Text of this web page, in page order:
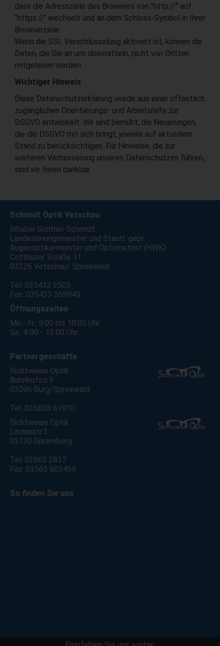
dass die Adresszeile des Browsers von "http://" auf
"https://" wechselt und an dem Schloss-Symbol in Ihrer
Browserzeile.
Wenn die SSL Verschlüsselung aktiviert ist, können die
Daten, die Sie an uns übermitteln, nicht von Dritten
mitgelesen werden.
Wichtiger Hinweis
Diese Datenschutzerklärung wurde aus einer öffentlich
zugänglichen Orientierungs- und Arbeitshilfe zur
DSGVO entwickelt. Wir sind bemüht, die Neuerungen,
die die DSGVO mit sich bringt, jeweils auf aktuellem
Stand zu berücksichtigen. Für Hinweise, die zur
weiteren Verbesserung unseres Datenschutzes führen,
sind wir Ihnen dankbar.
Schmidt Optik Vetschau
Inhaber Gunther Schmidt
Landesinnungsmeister und Staatl. gepr.
Augenoptikermeister und Optometrist (HWK)
Cottbuser Straße 11
03226 Vetschau/ Spreewald
Tel: 035433 2505
Fax: 035433 559943
Öffnungszeiten
Mo.- Fr.: 9:00 bis 18:00 Uhr
Sa.: 9:00 - 12:00 Uhr
Partnergeschäfte
Sichtweise Optik
Bahnhofstr.9
03096 Burg/Spreewald
Tel: 035603 61010
Sichtweise Optik
Lindenstr.1
03130 Spremberg
Tel: 03563 2817
Fax: 03563 603459
So finden Sie uns